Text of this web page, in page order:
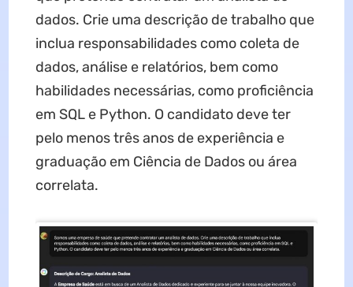
dados. Crie uma descrição de trabalho que
inclua responsabilidades como coleta de
dados, análise e relatórios, bem como
habilidades necessárias, como proficiência
em SQL e Python. O candidato deve ter
pelo menos três anos de experiência e
graduação em Ciência de Dados ou área
correlata.